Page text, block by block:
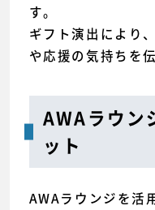
す。
ギフト演出により
や応援の気持ちを
AWAラウン
ット
AWAラウンジを活